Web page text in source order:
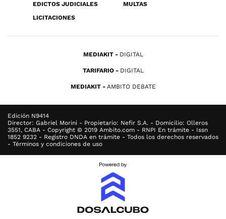
EDICTOS JUDICIALES
MULTAS
LICITACIONES
MEDIAKIT DIGITAL
TARIFARIO DIGITAL
MEDIAKIT AMBITO DEBATE
Edición N9414
Director: Gabriel Morini - Propietario: Nefir S.A. - Domicilio: Olleros
3551, CABA - Copyright © 2019 Ambito.com - RNPI En trámite - Issn
1852 9232 - Registro DNDA en trámite - Todos los derechos reservados
- Términos y condiciones de uso